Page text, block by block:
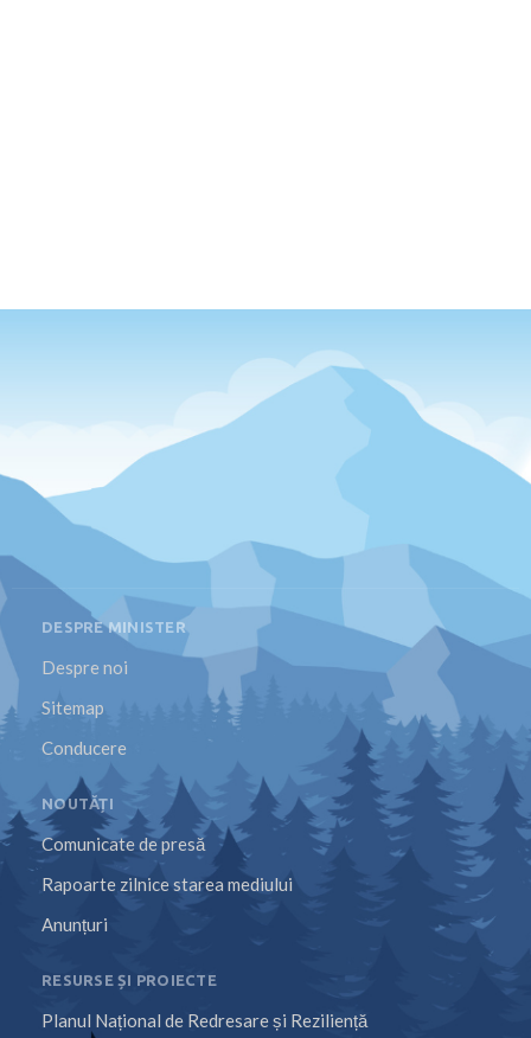
DESPRE MINISTER
Despre noi
Sitemap
Conducere
NOUTĂȚI
Comunicate de presă
Rapoarte zilnice starea mediului
Anunțuri
RESURSE ȘI PROIECTE
Planul Național de Redresare și Reziliență